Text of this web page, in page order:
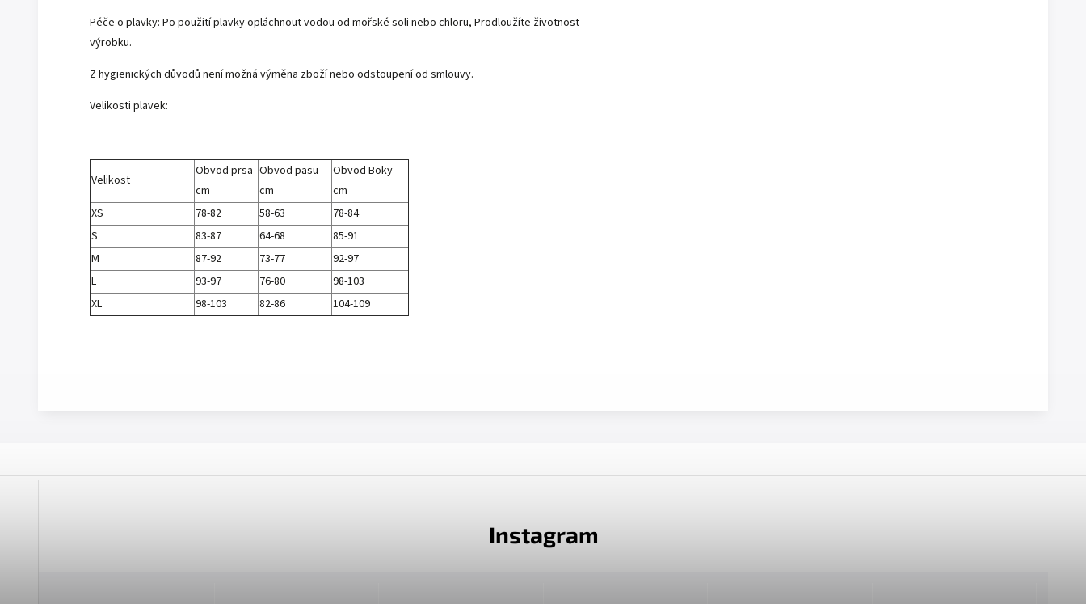
Péče o plavky: Po použití plavky opláchnout vodou od mořské soli nebo chloru, Prodloužíte životnost
výrobku.
Z hygienických důvodů není možná výměna zboží nebo odstoupení od smlouvy.
Velikosti plavek:
Velikost
Obvod prsa
cm
Obvod pasu
cm
Obvod Boky
cm
XS
78-82 58-63
78-84
S
83-87 64-68
85-91
M
87-92 73-77
92-97
L
93-97 76-80
98-103
XL
98-103 82-86 104-109
Instagram